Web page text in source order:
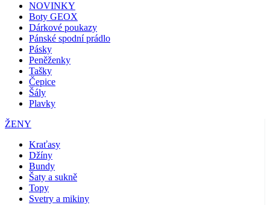
NOVINKY
Boty GEOX
Dárkové poukazy
Pánské spodní prádlo
Pásky
Peněženky
Tašky
Čepice
Šály
Plavky
ŽENY
Kraťasy
Džíny
Bundy
Šaty a sukně
Topy
Svetry a mikiny